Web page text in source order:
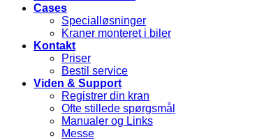
Cases
Specialløsninger
Kraner monteret i biler
Kontakt
Priser
Bestil service
Viden & Support
Registrer din kran
Ofte stillede spørgsmål
Manualer og Links
Messe